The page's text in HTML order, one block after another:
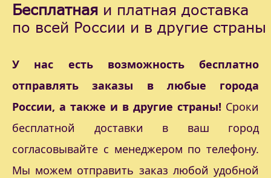
Бесплатная и платная доставка
по всей России и в другие страны
У нас есть возможность бесплатно
отправлять заказы в любые города
России, а также и в другие страны! Сроки
бесплатной доставки в ваш город
согласовывайте с менеджером по телефону.
Мы можем отправить заказ любой удобной